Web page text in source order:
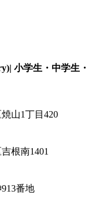
小学生・中学生・
山1丁目420
根南1401
番地